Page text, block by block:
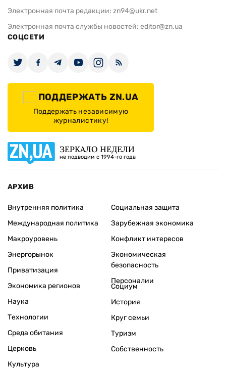
Электронная почта редакции: zn94@ukr.net
Электронная почта службы новостей: editor@zn.ua
СОЦСЕТИ
ПОДДЕРЖАТЬ ZN.UA
Поддержать независимую
журналистику!
ЗЕРКАЛО НЕДЕЛИ
не подводим с 1994-го года
АРХИВ
Внутренняя политика
Международная политика
Макроуровень
Энергорынок
Приватизация
Экономика регионов
Социальная защита
Зарубежная экономика
Конфликт интересов
Экономическая
безопасность
Персоналии
Наука
Технологии
Среда обитания
Церковь
Культура
Социум
История
Круг семьи
Туризм
Собственность